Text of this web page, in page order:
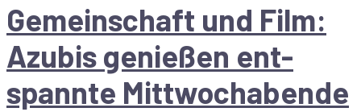
Ge­mein­schaft und Film:
Azu­bis ge­nie­ßen ent­
spann­te Mittwochabende